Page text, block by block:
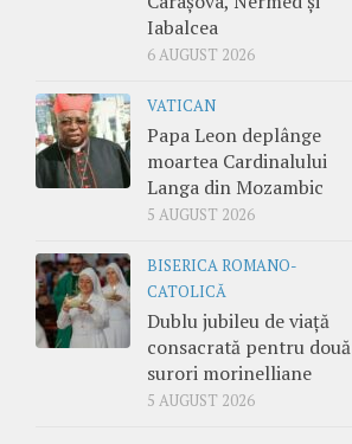
Iabalcea
6 AUGUST 2026
VATICAN
Papa Leon deplânge
moartea Cardinalului
Langa din Mozambic
5 AUGUST 2026
BISERICA ROMANO-
CATOLICĂ
Dublu jubileu de viață
consacrată pentru două
surori morinelliane
5 AUGUST 2026